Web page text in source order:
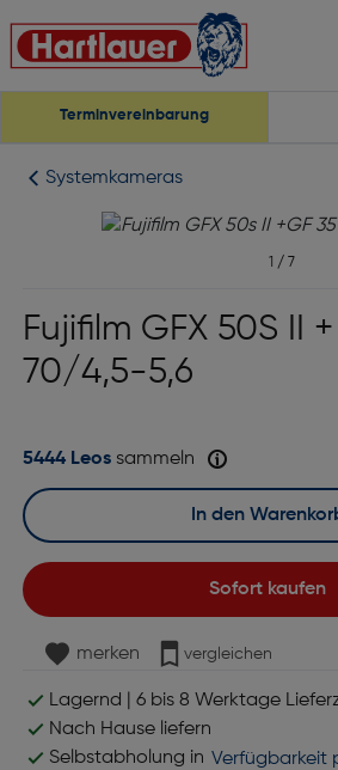
Terminvereinbarung
Systemkameras
1 / 7
Fujifilm GFX 50S II
70/4,5-5,6
5444 Leossammeln
Sofort kaufen
In den
merken vergleichen
Lagernd | 6 bis 8 Werktage
Nach Hause liefern
Selbstabholung in Verfügbarkeit